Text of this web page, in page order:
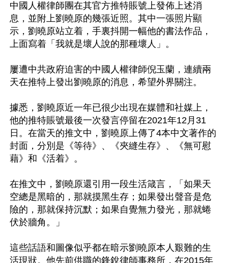
中國人權律師團在其官方推特賬號上發佈上述消
息，並附上劉曉原的幾張近照。其中一張照片顯
示，劉曉原站立着，手裏抖開一幅他的書法作品，
上面寫着「我就是壞人說的那種壞人」。
屢遭中共政府迫害的中國人權律師倪玉蘭，連續兩
天在推特上發出劉曉原的消息，希望外界關注。
據悉，劉曉原近一年已很少出現在媒體和社媒上，
他的推特賬號最後一次發言停留在2021年12月31
日。在當天的推文中，劉曉原上傳了4本中文著作的
封面，分別是《等待》、《夾縫生存》、《無可慰
藉》和《活着》。
在推文中，劉曉原還引用一段生活箴言，「如果天
空總是黑暗的，那就摸黑生存；如果發出聲音是危
險的，那就保持沉默；如果自覺無力發光，那就蜷
伏於牆角。」
這些話語和圖像似乎都在暗示劉曉原本人艱難的生
活現狀。他先前供職的鋒銳律師事務所，在2015年